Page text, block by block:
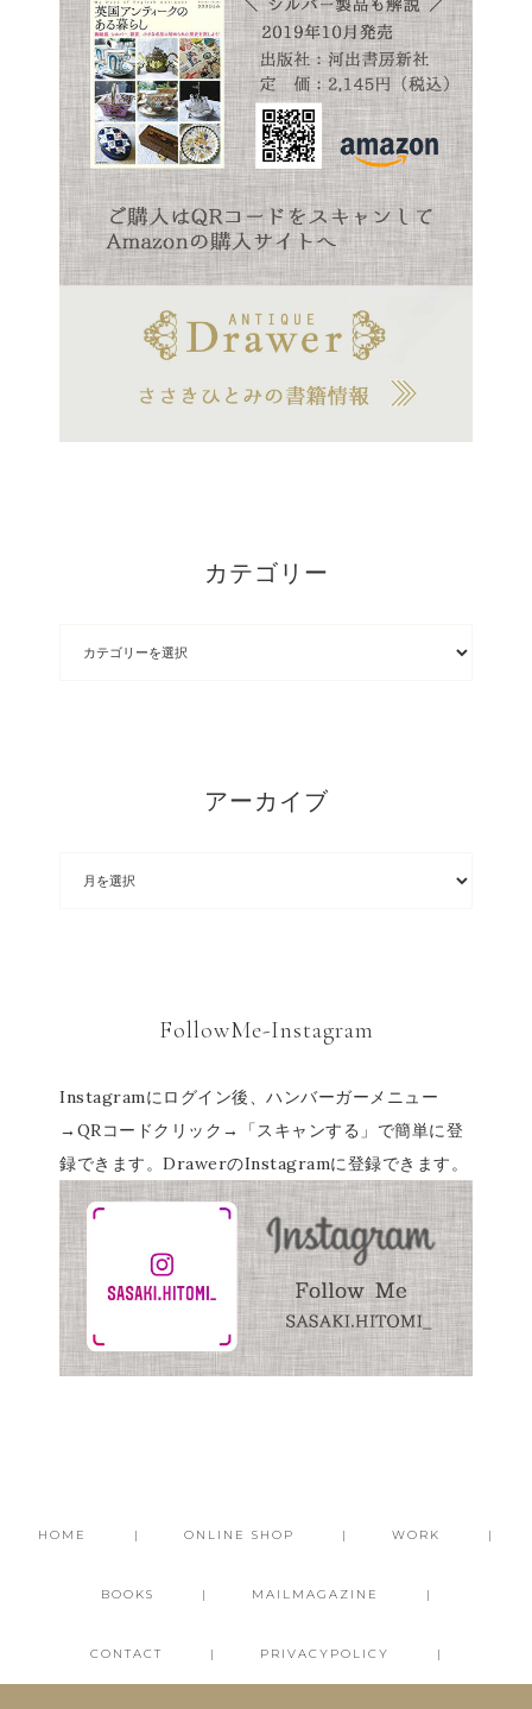
カテゴリー
アーカイブ
FollowMe-Instagram
Instagramにログイン後、ハンバーガーメニュー
→QRコードクリック→「スキャンする」で簡単に登
録できます。DrawerのInstagramに登録できます。
HOME ONLINE SHOP WORK
BOOKS MAILMAGAZINE
CONTACT PRIVACYPOLICY